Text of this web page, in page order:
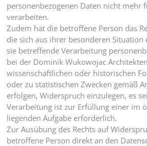
personenbezogenen Daten nicht mehr
verarbeiten.
Zudem hat die betroffene Person das
die sich aus ihrer besonderen Situation
sie betreffende Verarbeitung
bei der Dominik Wukowojac
wissenschaftlichen oder historischen
oder zu statistischen Zwecken gemäß
erfolgen, Widerspruch einzulegen, es
Verarbeitung ist zur Erfüllung einer im
liegenden Aufgabe erforderlich.
Zur Ausübung des Rechts auf
betroffene Person direkt an den